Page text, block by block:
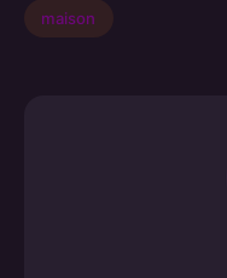
maison